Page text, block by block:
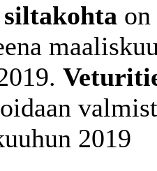
siltakohta on
2019